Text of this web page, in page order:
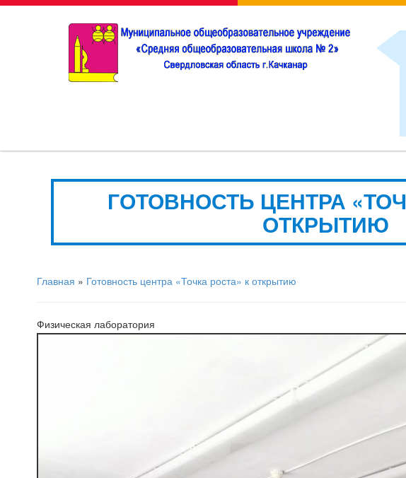
ГОТОВНОСТЬ ЦЕНТРА
ОТКРЫТИЮ
Главная » Готовность центра «Точка роста» к открытию
Физическая лаборатория